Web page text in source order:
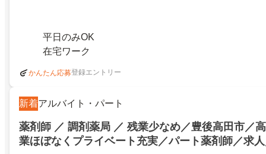
平日のみOK
在宅ワーク
かんたん応募登録エントリー
新着アルバイト・パート
薬剤師 ／ 調剤薬局 ／ 残業少なめ／豊後高田市／
業ほぼなくプライベート充実／パート薬剤師／求